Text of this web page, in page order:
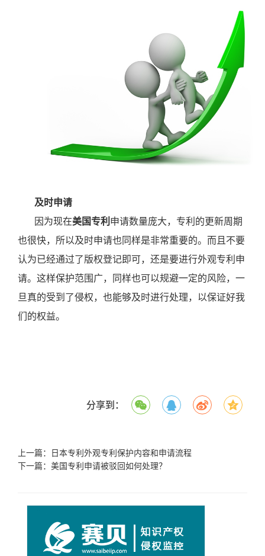
及时申请
因为现在美国专利 申请数量庞大，专利的更新周期
也很快，所以及时申请也同样是非常重要的。而且不要
认为已经通过了版权登记即可，还是要进行外观专利申
请。这样保护范围广，同样也可以规避一定的风险，一
旦真的受到了侵权，也能够及时进行处理，以保证好我
们的权益。
分享到：
上一篇： 日本专利外观专利保护内容和申请流程
下一篇： 美国专利申请被驳回如何处理？